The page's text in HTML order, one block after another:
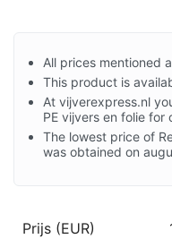
All prices mentioned
This product is
At vijverexpress.nl
PE vijvers en folie for
The lowest price of
was obtained on
Prijs (EUR)